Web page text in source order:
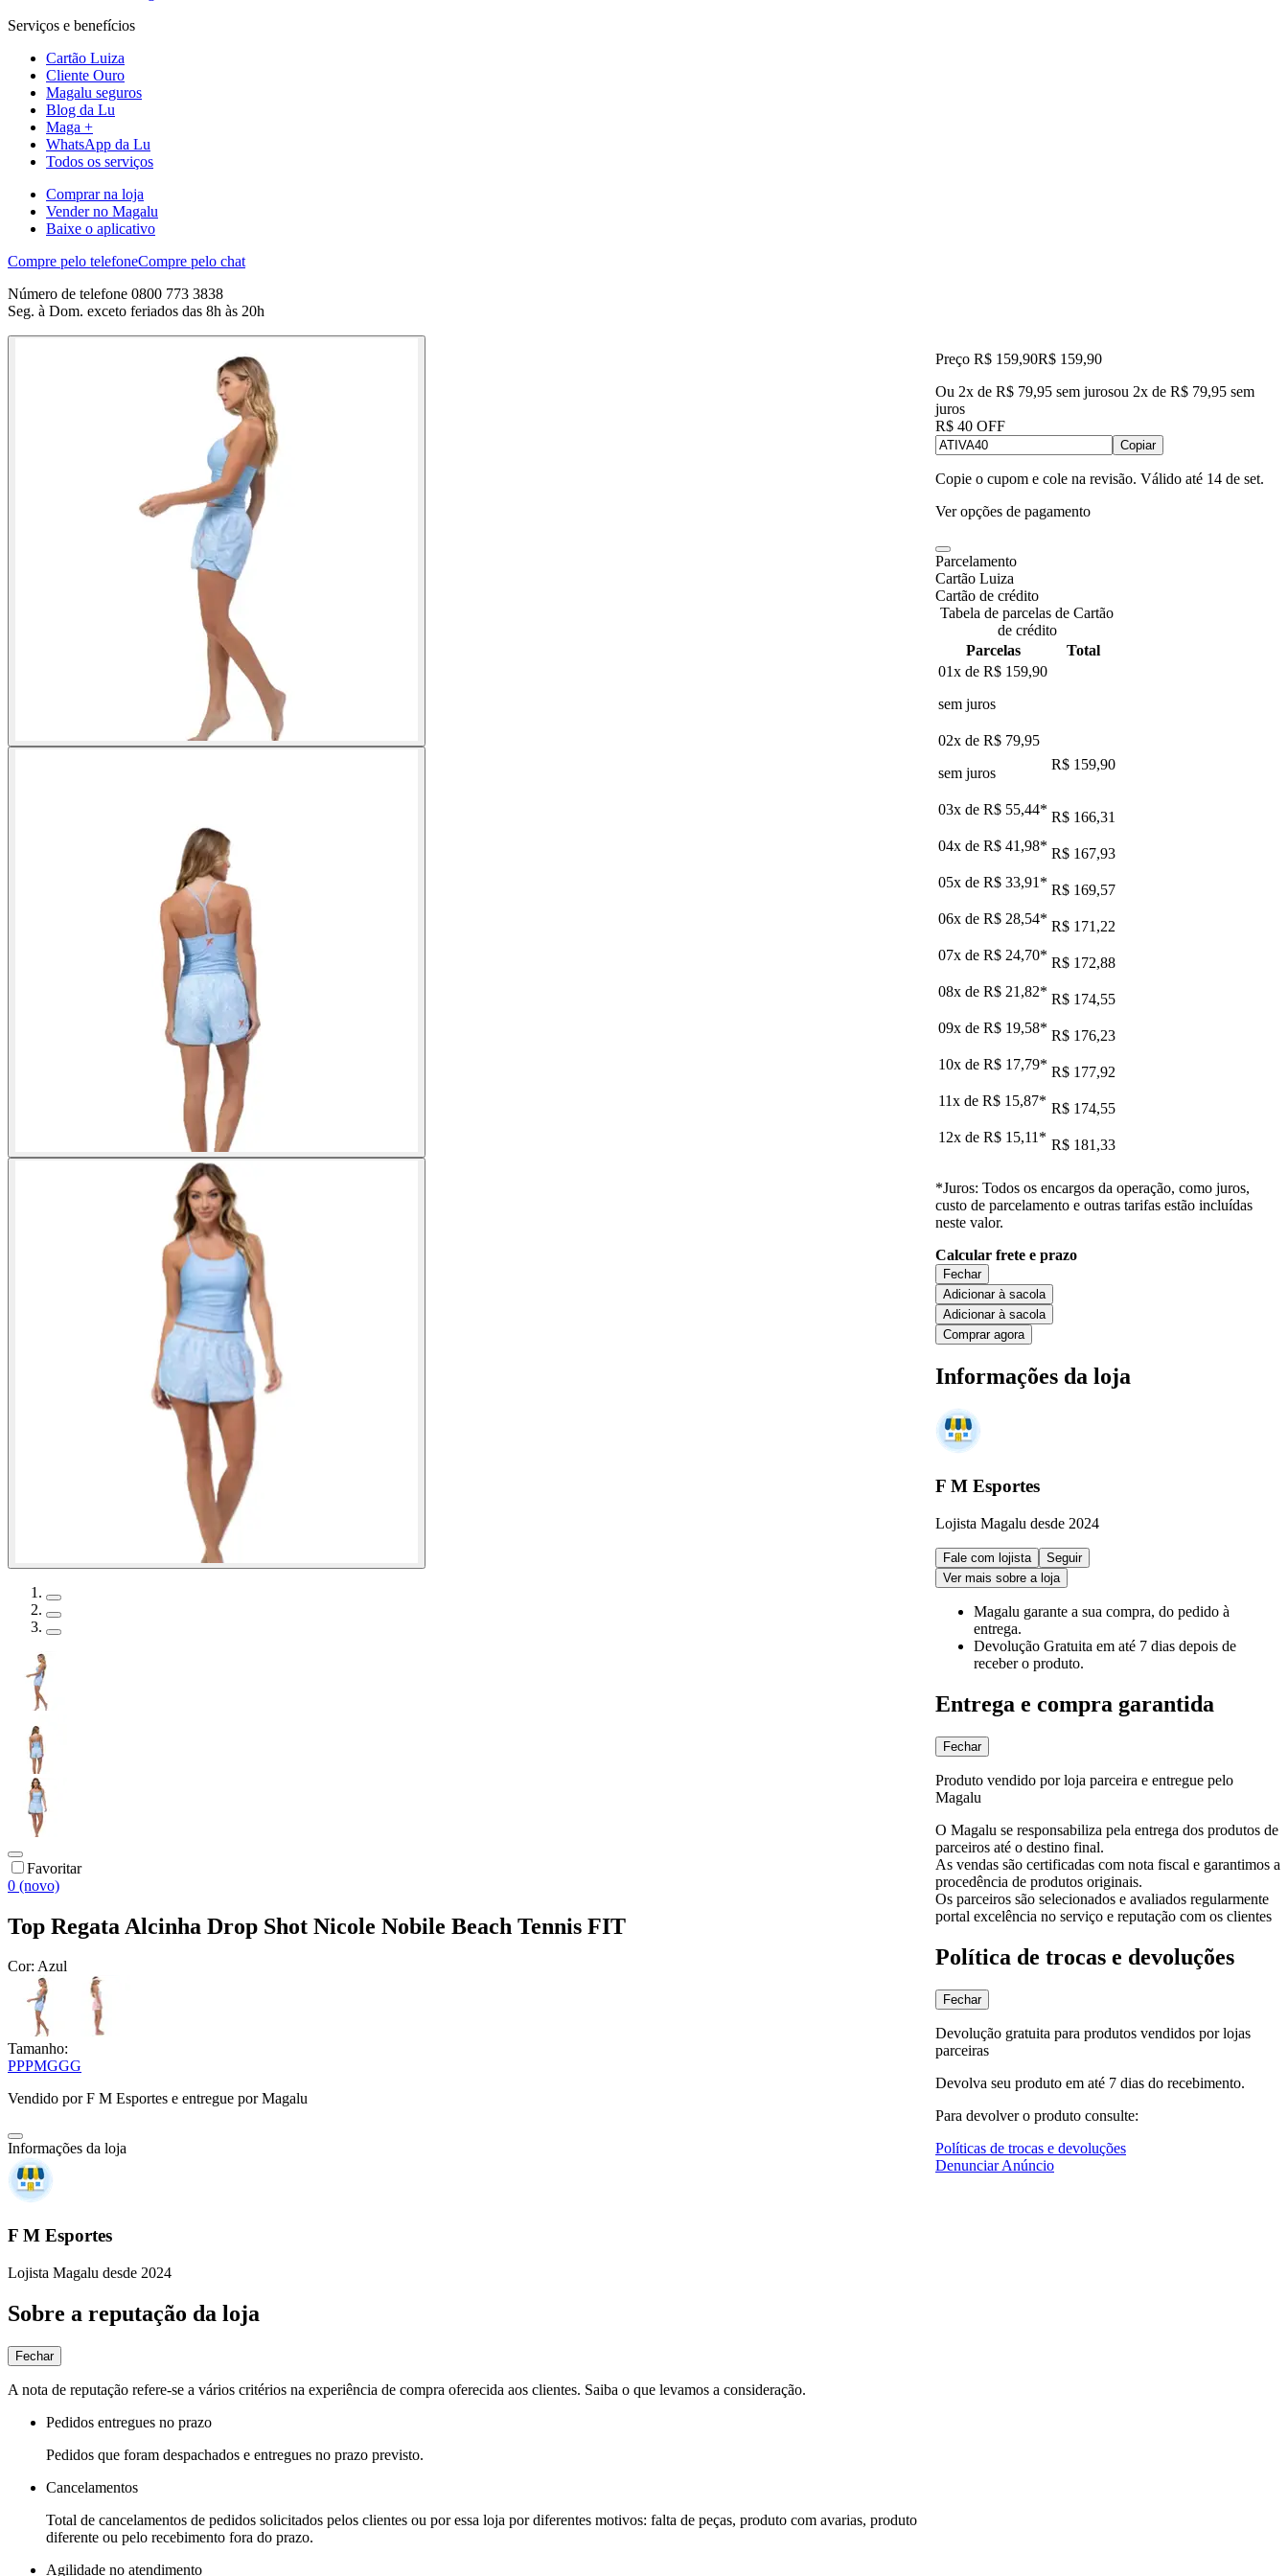
Serviços e benefícios
Cartão Luiza
Cliente Ouro
Magalu seguros
Blog da Lu
Maga +
WhatsApp da Lu
Todos os serviços
Comprar na loja
Vender no Magalu
Baixe o aplicativo
Compre pelo telefoneCompre pelo chat
Número de telefone 0800 773 3838
Seg. à Dom. exceto feriados das 8h às 20h
Favoritar
0 (novo)
Top Regata Alcinha Drop Shot Nicole Nobile Beach Tennis FIT
Cor: Azul
Tamanho:
PPPMGGG
Vendido porF M Esportes e entregue por Magalu
Informações da loja
F M Esportes
Lojista Magalu desde 2024
Sobre a reputação da loja
Fechar
A nota de reputação refere-se a vários critérios na experiência de compra oferecida aos clientes. Saiba o que levamos a consideração.
Pedidos entregues no prazo
Pedidos que foram despachados e entregues no prazo previsto.
Cancelamentos
Total de cancelamentos de pedidos solicitados pelos clientes ou por essa loja por diferentes motivos: falta de peças, produto com avarias, produto
diferente ou pelo recebimento fora do prazo.
Agilidade no atendimento
Preço R$ 159,90R$ 159,90
Ou 2x de R$ 79,95 sem jurosou 2x de R$ 79,95 sem
juros
R$ 40 OFF
Copiar
Copie o cupom e cole na revisão. Válido até 14 de set.
Ver opções de pagamento
Parcelamento
Cartão Luiza
Cartão de crédito
Tabela de parcelas de Cartão
de crédito
Parcelas
Total
01x de R$ 159,90
sem juros
02x de R$ 79,95
sem juros
R$ 159,90
03x de R$ 55,44* R$ 166,31
04x de R$ 41,98* R$ 167,93
05x de R$ 33,91 * R$ 169,57
06x de R$ 28,54* R$ 171,22
07x de R$ 24,70* R$ 172,88
08x de R$ 21,82* R$ 174,55
09x de R$ 19,58* R$ 176,23
10x de R$ 17,79* R$ 177,92
11x de R$ 15,87* R$ 174,55
12x de R$ 15,11 * R$ 181,33
*Juros: Todos os encargos da operação, como juros,
custo de parcelamento e outras tarifas estão incluídas
neste valor.
Calcular frete e prazo
Fechar
Adicionar à sacola
Adicionar à sacola
Comprar agora
Informações da loja
F M Esportes
Lojista Magalu desde 2024
Fale com lojista
Seguir
Ver mais sobre a loja
Magalu garante a sua compra, do pedido à
entrega.
Devolução Gratuita em até 7 dias depois de
receber o produto.
Entrega e compra garantida
Fechar
Produto vendido por loja parceira e entregue pelo
Magalu
O Magalu se responsabiliza pela entrega dos produtos de
parceiros até o destino final.
As vendas são certificadas com nota fiscal e garantimos a
procedência de produtos originais.
Os parceiros são selecionados e avaliados regularmente
portal excelência no serviço e reputação com os clientes
Política de trocas e devoluções
Fechar
Devolução gratuita para produtos vendidos por lojas
parceiras
Devolva seu produto em até 7 dias do recebimento.
Para devolver o produto consulte:
Políticas de trocas e devoluções
Denunciar Anúncio